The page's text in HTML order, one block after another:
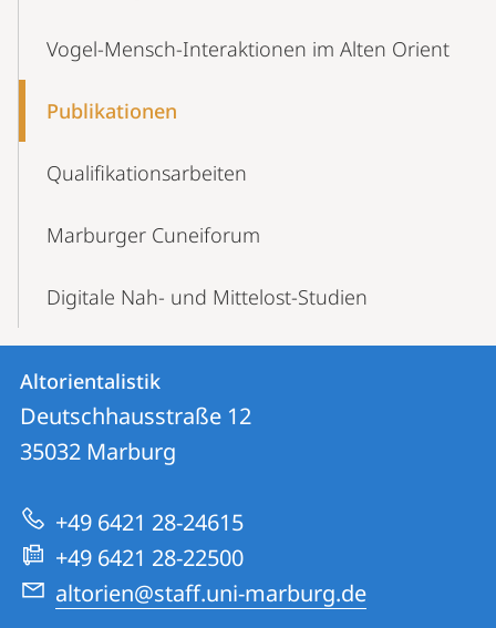
Vogel-Mensch-Interaktionen im Alten Orient
Publikationen
Qualifikations­arbeiten
Marburger Cuneiforum
Digitale Nah- und Mittelost-Studien
Kontakt
und
Informationen
zur
Website
Kontaktinformationen
Altorientalistik
Altorientalistik
Deutschhausstraße 12
35032 Marburg
+49 6421 28-24615
+49 6421 28-22500
altorien@staff.uni-marburg.de